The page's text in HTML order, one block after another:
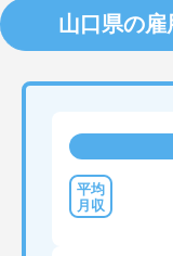
山口県の